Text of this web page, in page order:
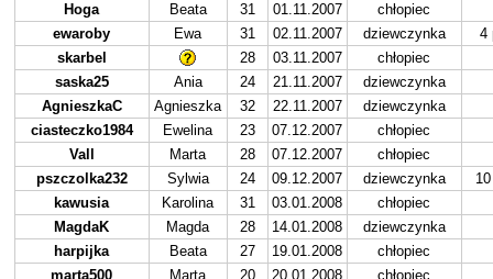
Hoga
Beata 31 01.11.2007
chłopiec
ewaroby
Ewa 31 02.11.2007 dziewczynka
4
skarbel
28 03.11.2007
chłopiec
saska25
Ania 24 21.11.2007
dziewczynka
AgnieszkaC
Agnieszka 32 22.11.2007
dziewczynka
ciasteczko1984
Ewelina 23 07.12.2007
chłopiec
Vall
Marta 28 07.12.2007
chłopiec
pszczolka232
Sylwia 24 09.12.2007 dziewczynka
kawusia
Karolina 31 03.01.2008
chłopiec
MagdaK
Magda 28 14.01.2008
dziewczynka
harpijka
Beata 27 19.01.2008
chłopiec
marta500
Marta 20 20.01.2008
chłopiec